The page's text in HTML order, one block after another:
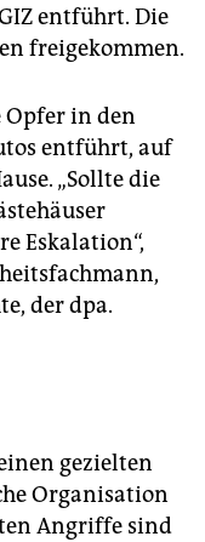
entführt. Die
freigekommen.
in den
entführt, auf
„Sollte die
Eskalation“,
der dpa.
gezielten
Organisation
Angriffe sind